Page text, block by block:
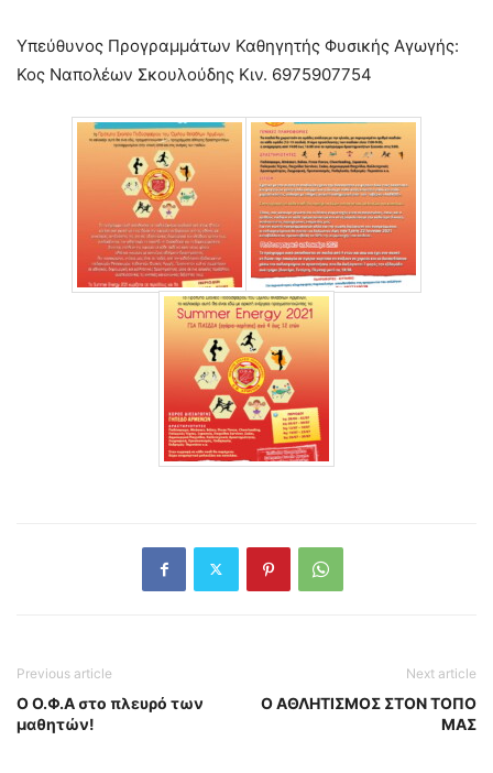
Υπεύθυνος Προγραμμάτων Καθηγητής Φυσικής Αγωγής:
Κος Ναπολέων Σκουλούδης Κιν. 6975907754
Previous article
Ο Ο.Φ.Α στο πλευρό των
μαθητών!
Next article
Ο ΑΘΛΗΤΙΣΜΟΣ ΣΤΟΝ ΤΟΠΟ
ΜΑΣ